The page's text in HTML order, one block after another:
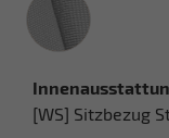
[WS] Sitzbezug